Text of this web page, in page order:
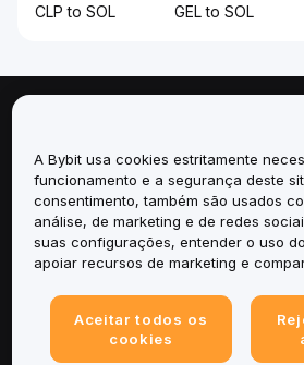
CLP to SOL GEL to SOL
Serviços
Suporte
A Bybit usa cookies estritamente
funcionamento e a segurança deste
consentimento, também são usados
análise, de marketing e de redes
suas configurações, entender o uso
apoiar recursos de marketing e
Aceitar todos os
cookies